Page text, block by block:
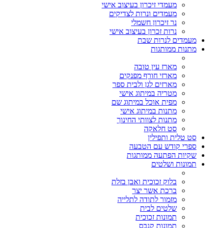
מעמדי זיכרון בעיצוב אישי
מעמדים ונרות לצדיקים
נר זיכרון חשמלי
נרות זכרון בעיצוב אישי
מעמדים לנרות שבת
מתנות ממותגות
מארז עין טובה
מארזי חורף מפנקים
מארזים לגן ולבית ספר
מטריה במיתוג אישי
מפית אוכל במיתוג שם
מתנות במיתוג אישי
מתנות לצוותי החינוך
סט חלאקה
סט טלית ותפילין
ספרי קודש עם הטבעה
שקיות הפתעה ממותגות
תמונות ושלטים
בלוק זכוכית ואבן בזלת
ברכת אשר יצר
מזמור לתודה לתלייה
שלטים לבית
תמונות זכוכית
תמונות קנבס